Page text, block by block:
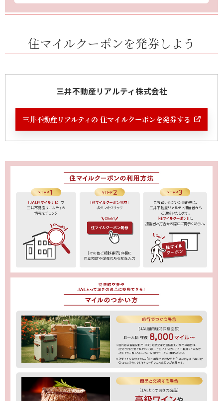
住マイルクーポンを発券しよう
三井不動産リアルティ株式会社
三井不動産リアルティの 住マイルクーポンを発券する